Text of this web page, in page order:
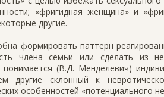
«фригидная женщина» и
другие.
формировать паттерн
члена семьи или сделать из
(В.Д. Менделевич)
другие склонный к
особенностей «потенциального